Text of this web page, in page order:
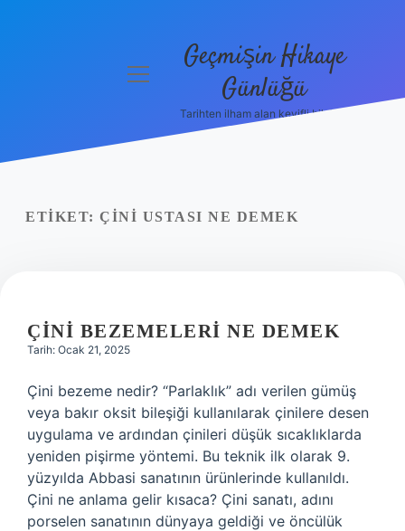
menüyü
Geçmişin Hikaye
Günlüğü
Tarihten ilham alan keyifli bilgiler!
ETIKET: ÇINI USTASI NE DEMEK
ÇINI BEZEMELERI NE DEMEK
Tarih: Ocak 21, 2025
Çini bezeme nedir? “Parlaklık” adı verilen gümüş
veya bakır oksit bileşiği kullanılarak çinilere desen
uygulama ve ardından çinileri düşük sıcaklıklarda
yeniden pişirme yöntemi. Bu teknik ilk olarak 9.
yüzyılda Abbasi sanatının ürünlerinde kullanıldı.
Çini ne anlama gelir kısaca? Çini sanatı, adını
porselen sanatının dünyaya geldiği ve öncülük